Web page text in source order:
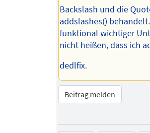
Backslash und die
addslashes()
funktional wichtiger
nicht heißen, dass ich
dedlfix.
Beitrag melden